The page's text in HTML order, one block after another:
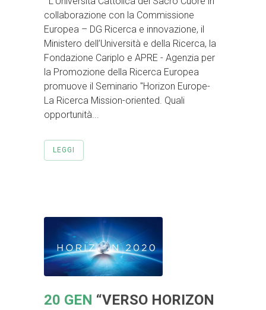
collaborazione con la Commissione
Europea – DG Ricerca e innovazione, il
Ministero dell’Università e della Ricerca, la
Fondazione Cariplo e APRE - Agenzia per
la Promozione della Ricerca Europea
promuove il Seminario "Horizon Europe-
La Ricerca Mission-oriented. Quali
opportunità...
LEGGI
20 GEN “VERSO HORIZON